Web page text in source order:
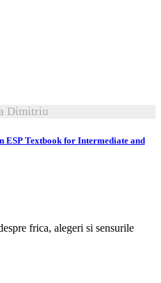
Dimitriu
ESP Textbook for Intermediate and